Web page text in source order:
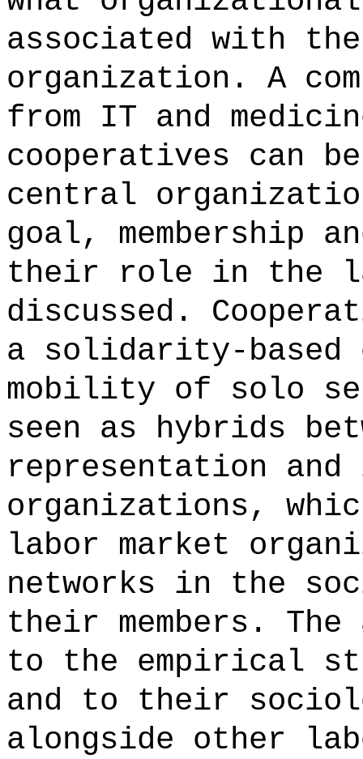
associated with
organization. A
from IT and
cooperatives can
central
goal, membership
their role in the
discussed.
a solidarity-based
mobility of solo
seen as hybrids
representation and
organizations,
labor market
networks in the
their members.
to the empirical
and to their
alongside other